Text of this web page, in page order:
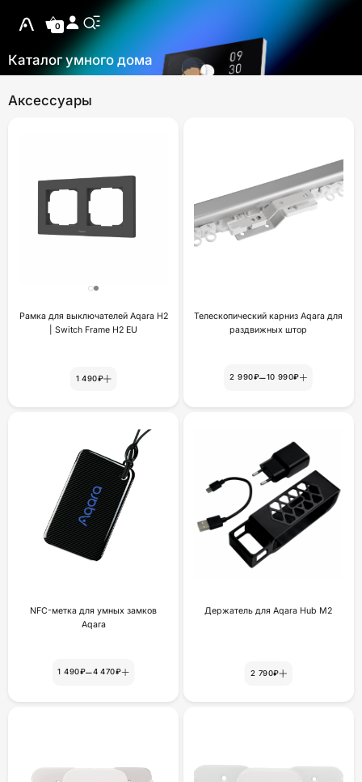
0
Каталог умного дома
Аксессуары
Рамка для выключателей Aqara H2
| Switch Frame H2 EU
1 490₽
Телескопический карниз Aqara для
раздвижных штор
2 990₽–10 990₽
NFC-метка для умных замков
Aqara
1 490₽–4 470₽
Держатель для Aqara Hub M2
2 790₽